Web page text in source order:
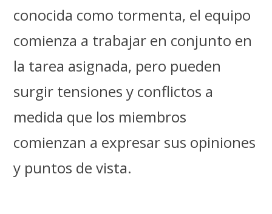
conocida como tormenta, el equipo
comienza a trabajar en conjunto en
la tarea asignada, pero pueden
surgir tensiones y conflictos a
medida que los miembros
comienzan a expresar sus opiniones
y puntos de vista.